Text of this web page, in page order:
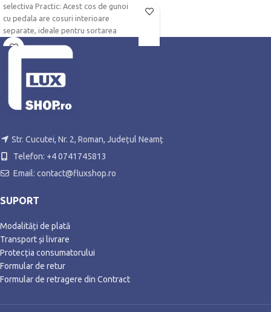
selectiva Practic: Acest cos de gunoi
cu pedala are cosuri interioare
separate, ideale pentru sortarea
Igiena pentru sectorul catering
Str. Cucutei, Nr. 2, Roman, Județul Neamț
Telefon: +4 0741745813
Email: contact@fluxshop.ro
SUPORT
Modalități de plată
Transport și livrare
Protecția consumatorului
Formular de retur
Formular de retragere din Contract